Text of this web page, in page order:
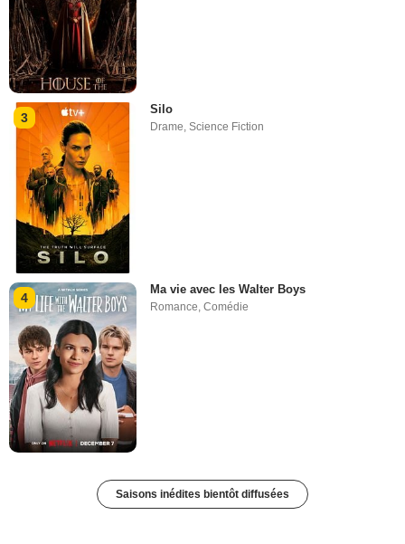
3
Silo
Drame,Science Fiction
4
Ma vie avec les Walter Boys
Romance ,Comédie
Saisons inédites bientôt diffusées